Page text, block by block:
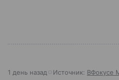
1 день назад Источник: ВФокусе